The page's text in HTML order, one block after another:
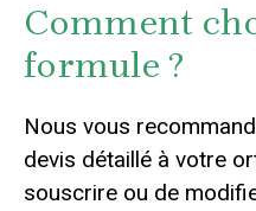
Comment
formule ?
Nous vous
devis détaillé à votre
souscrire ou de